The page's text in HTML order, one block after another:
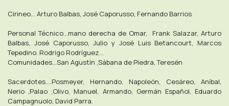
Cirineo... Arturo Balbas, José Caporusso, Fernando Barrios
Personal Técnico...mano derecha de Omar, Frank Salazar, Arturo
Balbas, José Caporusso, Julio y José Luis Betancourt, Marcos
Tepedino. Rodrigo Rodríguez...
Comunidades...San Agustín ,Sábana de Piedra, Teresén
Sacerdotes....Posmeyer, Hernando, Napoleón, Cesáreo, Aníbal,
Nerio ,Palao ,Olivo, Manuel, Armando, Germán Español, Eduardo
Campagnuolo, David Parra.